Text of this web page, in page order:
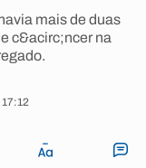
mais de duas
c&acirc;ncer na